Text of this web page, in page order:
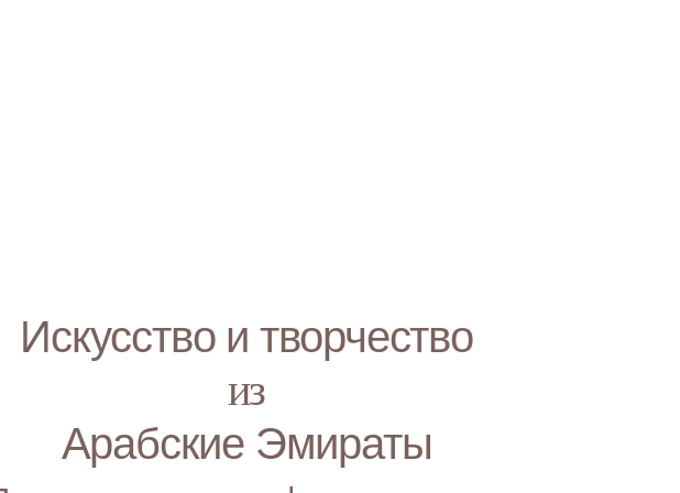
Искусство и творчество
из
Арабские Эмираты